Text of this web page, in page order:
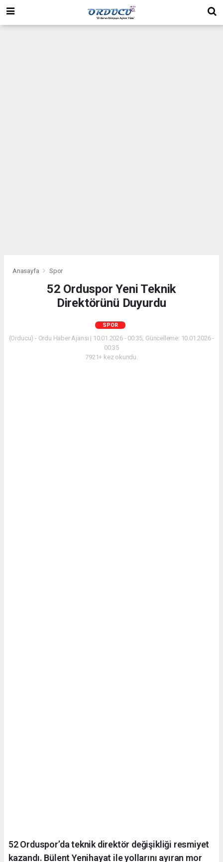
Anasayfa Spor
52 Orduspor Yeni Teknik
Direktörünü Duyurdu
SPOR
(Orducu) - Ordu Haber Ajansı | 10.01.2026 - 00:35, Güncelleme: 10.01.2026 -
00:35
7921+ kez okundu.
52 Orduspor’da teknik direktör değişikliği resmiyet
kazandı. Bülent Yenihayat ile yollarını ayıran mor